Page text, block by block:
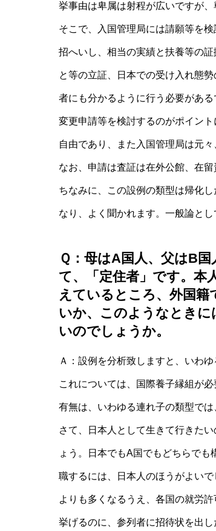
挙事由は卑属は射程が広いですが、
そこで、入国管理局には請願等を
招へいし、相当の実績と扶養等の
と等の立証、日本での受け入れ態
者にも分かるように行う必要があ
変更申請等を検討するのがポイン
自由であり、また入国管理局は元
なお、申請は査証は在外公館、在留
ちなみに、この設例の類型は帰化
なり、よく聞かれます。一般論と
Ｑ：母はA国人、父はB
て、「定住者」です。本
えているところ、外国
いか、このようなときに
いのでしょうか。
Ａ：設例を分析致しますと、いわ
これについては、国際養子縁組が
有無は、いわゆる連れ子の類型では
さて、日本人として生きて行きた
ょう。日本でもA国でもどちらで
職するには、日本人のほうがよい
よりも多くなるうえ、各国の就労
挙げるのに、参列者に招待状を出